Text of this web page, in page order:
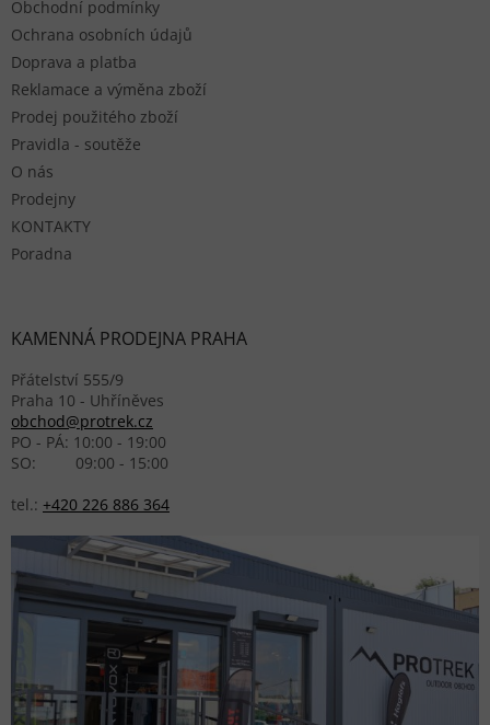
Obchodní podmínky
Ochrana osobních údajů
Doprava a platba
Reklamace a výměna zboží
Prodej použitého zboží
Pravidla - soutěže
O nás
Prodejny
KONTAKTY
Poradna
KAMENNÁ PRODEJNA PRAHA
Přátelství 555/9
Praha 10 - Uhříněves
obchod@protrek.cz
PO - PÁ: 10:00 - 19:00
SO: 09:00 - 15:00
tel.: +420 226 886 364